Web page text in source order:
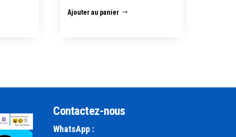
Ajouter au panier
Contactez-nous
WhatsApp :